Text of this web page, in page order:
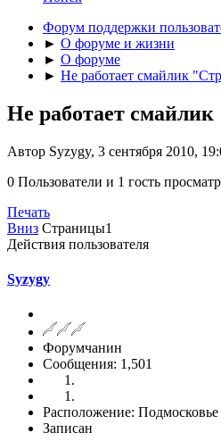
Форум поддержки
► О форуме и жизни
► О форуме
► Не работает смайлик
Не работает
Автор Syzygy, 3 сентября 2010,
0 Пользователи и 1 гость
Печать
Вниз Страницы1
Действия пользователя
Syzygy
Форумчанин
Сообщения: 1,501
Расположение: Подмосковье
Записан